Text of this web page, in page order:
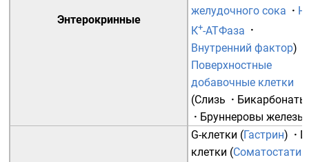
Энтерокринные
желудочного сока · Н
К+-АТФаза ·
Внутренний фактор)
Поверхностные
добавочные клетки
(Слизь · Бикарбонаты
· Бруннеровы железы
G-клетки (Гастрин) ·
клетки (Соматостатин